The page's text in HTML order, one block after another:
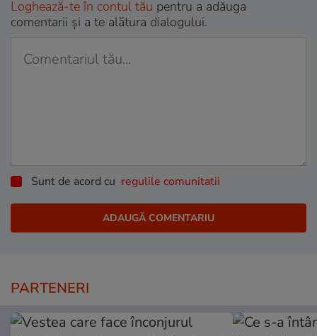
Loghează-te în contul tău pentru a adăuga
comentarii și a te alătura dialogului.
Sunt de acord cu regulile comunitatii
PARTENERI